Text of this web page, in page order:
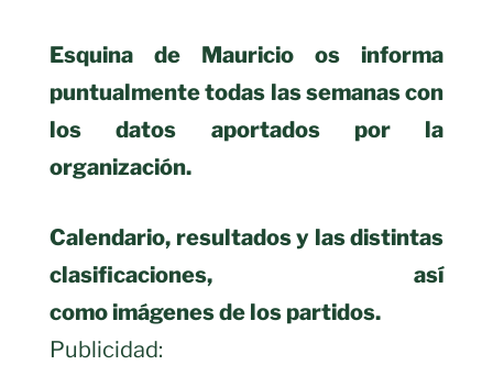
Esquina de Mauricio os informa
puntualmente todas las semanas con
los datos aportados por la
organización.
Calendario, resultados y las distintas
clasificaciones, así
como imágenes de los partidos.
Publicidad: